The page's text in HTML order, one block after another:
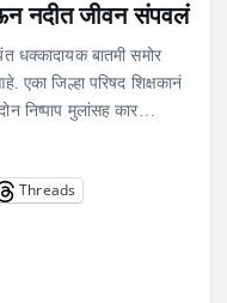
नदीत जीवन संपवलं
धक्कादायक बातमी समोर
जिल्हा परिषद शिक्षकानं
निष्पाप मुलांसह कार…
Threads